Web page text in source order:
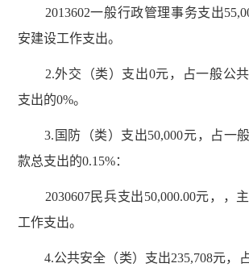
2013602一般行政管理事务支出
安建设工作支出。
2.外交（类）支出0元，占一般公共
支出的0%。
3.国防（类）支出50,000元，占一
款总支出的0.15%：
2030607民兵支出50,000.00元，，
工作支出。
4.公共安全（类）支出235,708元，